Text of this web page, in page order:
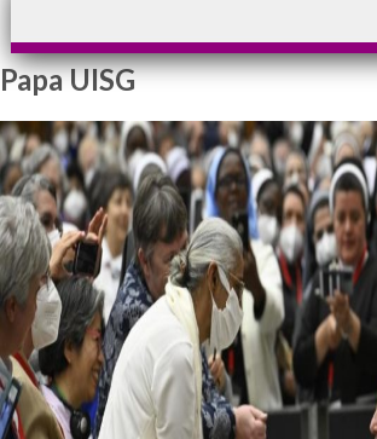
Papa UISG